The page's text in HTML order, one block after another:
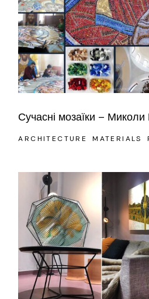
Сучасні мозаїки – Миколи
ARCHITECTURE MATERIALS